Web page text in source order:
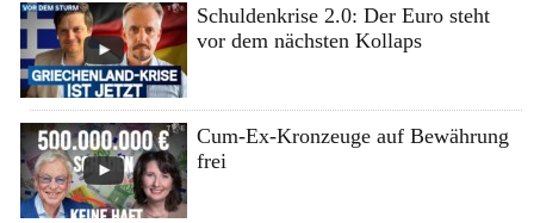
Schuldenkrise 2.0: Der Euro steht
vor dem nächsten Kollaps
Cum-Ex-Kronzeuge auf Bewährung
frei